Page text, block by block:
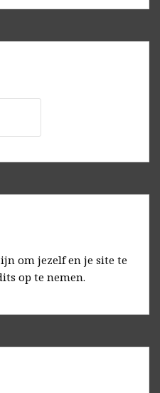
om jezelf en je site te
op te nemen.